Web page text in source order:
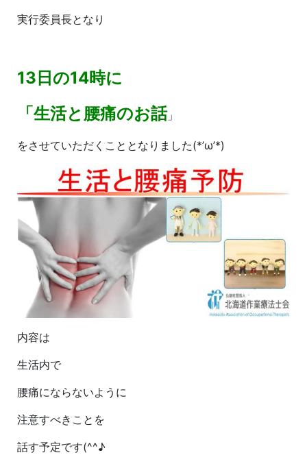
実行委員長となり
13日の14時に
「生活と腰痛のお話」
をさせていただくこととなりました(*’ω’*)
内容は
生活内で
腰痛にならないように
注意すべきことを
話す予定です(^^♪